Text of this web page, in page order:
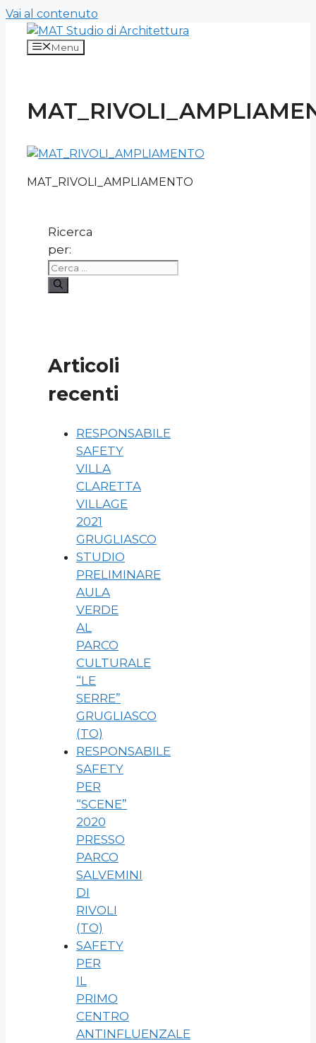
Vai al contenuto
Menu
MAT_RIVOLI_AMPLIAMENTO
Ricerca
per:
Articoli
recenti
RESPONSABILE
SAFETY
VILLA
CLARETTA
VILLAGE
2021
GRUGLIASCO
STUDIO
PRELIMINARE
AULA
VERDE
AL
PARCO
CULTURALE
“LE
SERRE”
GRUGLIASCO
(TO)
RESPONSABILE
SAFETY
PER
“SCENE”
2020
PRESSO
PARCO
SALVEMINI
DI
RIVOLI
(TO)
SAFETY
PER
IL
PRIMO
CENTRO
ANTINFLUENZALE